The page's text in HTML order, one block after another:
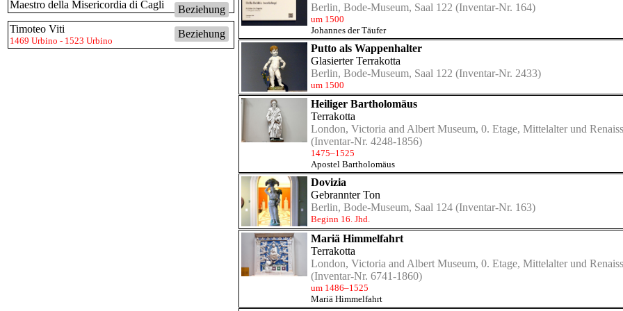
Beziehung
Maestro della Misericordia di Cagli
Beziehung
Timoteo Viti
1469 Urbino - 1523 Urbino
Berlin, Bode-Museum, Saal 122 (Inventar-Nr. 164)
um 1500
Johannes der Täufer
Putto als Wappenhalter
Glasierter Terrakotta
Berlin, Bode-Museum, Saal 122 (Inventar-Nr. 2433)
um 1500
Heiliger Bartholomäus
Terrakotta
London, Victoria and Albert Museum, 0. Etage, Mittelalter und
(Inventar-Nr. 4248-1856)
1475–1525
Apostel Bartholomäus
Dovizia
Gebrannter Ton
Berlin, Bode-Museum, Saal 124 (Inventar-Nr. 163)
Beginn 16. Jhd.
Mariä Himmelfahrt
Terrakotta
London, Victoria and Albert Museum, 0. Etage, Mittelalter und
(Inventar-Nr. 6741-1860)
um 1486–1525
Mariä Himmelfahrt